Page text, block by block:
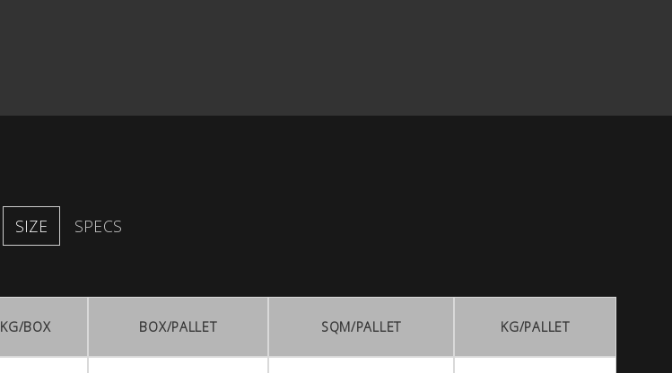
SIZE SPECS
KG/BOX BOX/PALLET SQM/PALLET KG/PALLET